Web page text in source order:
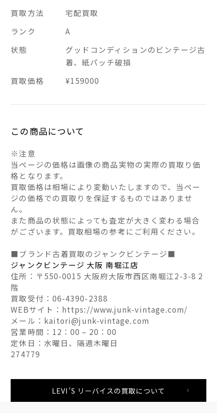
買取方法
宅配買取
ランク
A
状態
グッドコンディションのビンテージ古
着、紙パッチ破損
買取価格
¥159000
この商品について
※注意
当ページの価格は画像の商品実物の実際の買取り価
格となります。
買取価格は相場により変動いたしますので、当ペー
ジの価格での買取りを保証するものではありませ
ん。
また商品の状態によっても査定が大きく変わる場合
がございます。買取相場の参考にご利用ください。
■ブランド古着買取のジャンクビンテージ■
ジャンクビンテージ 大阪 南堀江店
住所：〒550-0015 大阪府大阪市西区南堀江2-3-8 2
階
買取受付：06-4390-2388
WEBサイト：https://www.junk-vintage.com/
メール：kaitori@junk-vintage.com
営業時間：12：00 – 20：00
定休日：水曜日、隔週木曜日
274779
LEVI'S リーバイスの買取について